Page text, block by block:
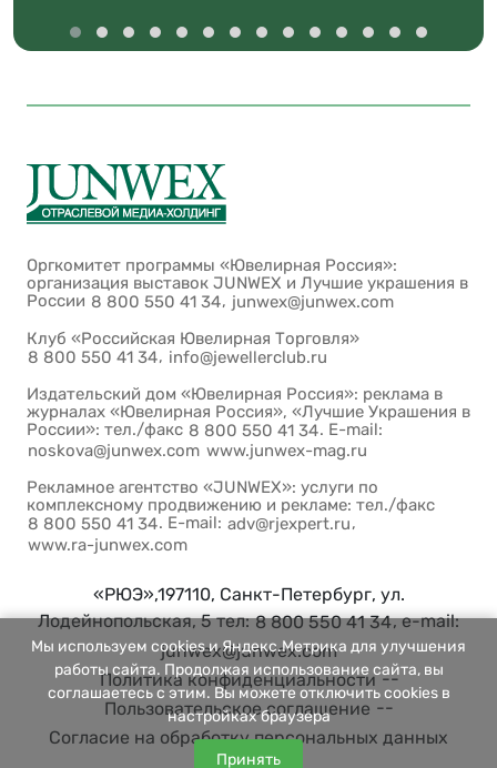
Оргкомитет программы «Ювелирная Россия»:
организация выставок JUNWEX и Лучшие украшения в
России 8 800 550 41 34, junwex@junwex.com
Клуб «Российская Ювелирная Торговля»
8 800 550 41 34, info@jewellerclub.ru
Издательский дом «Ювелирная Россия»: реклама в
журналах «Ювелирная Россия», «Лучшие Украшения в
России»: тел./факс 8 800 550 41 34. E-mail:
noskova@junwex.com www.junwex-mag.ru
Рекламное агентство «JUNWEX»: услуги по
комплексному продвижению и рекламе: тел./факс
8 800 550 41 34. E-mail: adv@rjexpert.ru,
www.ra-junwex.com
«РЮЭ»,197110, Санкт-Петербург, ул.
Лодейнопольская, 5 тел:8 800 550 41 34, e-mail:
junwex@junwex.com
Политика конфиденциальности--
Пользовательское соглашение --
Согласие на обработку персональных данных
Мы используем cookies и Яндекс.Метрика для улучшения
работы сайта. Продолжая использование сайта, вы
соглашаетесь с этим. Вы можете отключить cookies в
настройках браузера
Принять